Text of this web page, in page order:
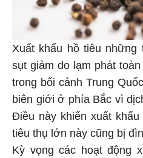
Xuất khẩu hồ tiêu những
sụt giảm do lạm phát
trong bối cảnh Trung
biên giới ở phía Bắc vì
Điều này khiến xuất
tiêu thụ lớn này cũng bị
Kỳ vọng các hoạt động